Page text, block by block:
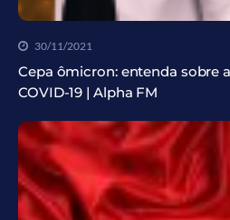
30/11/2021
Cepa ômicron: entenda sobre
COVID-19 | Alpha FM